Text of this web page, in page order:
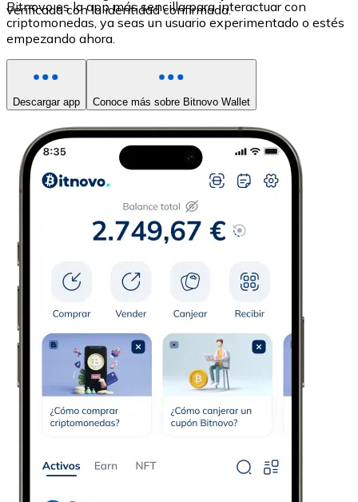
verificada con la identidad confirmada.
Bitnovo es la app más sencilla para interactuar con
criptomonedas, ya seas un usuario experimentado o estés
empezando ahora.
Descargar app Conoce más sobre Bitnovo Wallet